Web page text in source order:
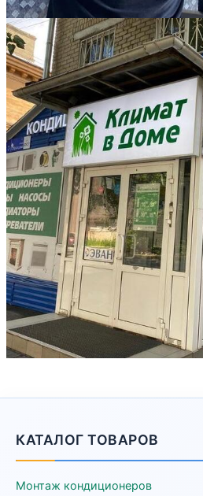
КАТАЛОГ ТОВАРОВ
Монтаж кондиционеров